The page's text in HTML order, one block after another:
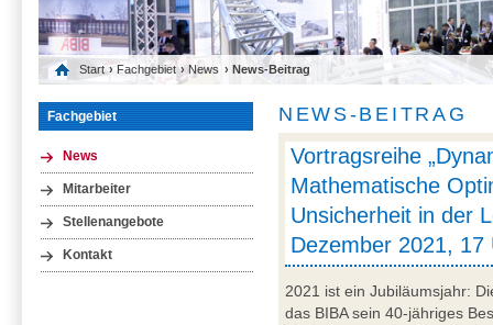
Start › Fachgebiet › News › News-Beitrag
Fachgebiet
News
Mitarbeiter
Stellenangebote
Kontakt
NEWS-BEITRAG
Vortragsreihe
Mathematische
Unsicherheit in der
Dezember 2021, 17
2021 ist ein Jubiläumsjahr:
das BIBA sein 40-jähriges